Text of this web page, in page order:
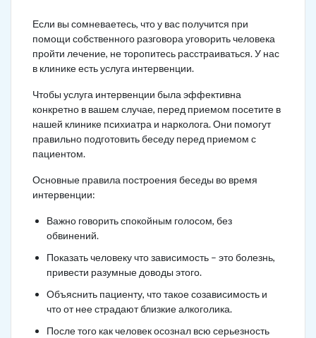
Если вы сомневаетесь, что у вас получится при
помощи собственного разговора уговорить человека
пройти лечение, не торопитесь расстраиваться. У нас
в клинике есть услуга интервенции.
Чтобы услуга интервенции была эффективна
конкретно в вашем случае, перед приемом посетите в
нашей клинике психиатра и нарколога. Они помогут
правильно подготовить беседу перед приемом с
пациентом.
Основные правила построения беседы во время
интервенции:
Важно говорить спокойным голосом, без
обвинений.
Показать человеку что зависимость – это болезнь,
привести разумные доводы этого.
Объяснить пациенту, что такое созависимость и
что от нее страдают близкие алкоголика.
После того как человек осознал всю серьезность